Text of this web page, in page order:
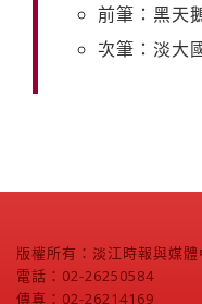
前筆：黑天
次筆：淡大
版權所有：淡江時報與媒體
電話：02-26250584
傳真：02-26214169